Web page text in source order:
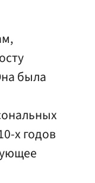
была
х годов